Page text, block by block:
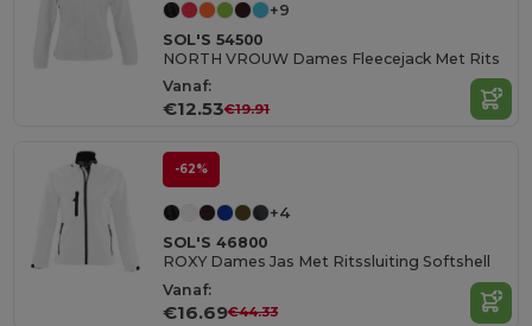
+9
SOL'S 54500
NORTH VROUW Dames Fleecejack Met Rits
Vanaf:
€12.53€19.91
-62%
+4
SOL'S 46800
ROXY Dames Jas Met Ritssluiting Softshell
Vanaf:
€16.69€44.33